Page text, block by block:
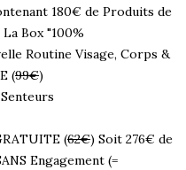
180€ de Produits de
Box "100%
Routine Visage, Corps &
(99€)
(62€) Soit 276€ de
Engagement (=